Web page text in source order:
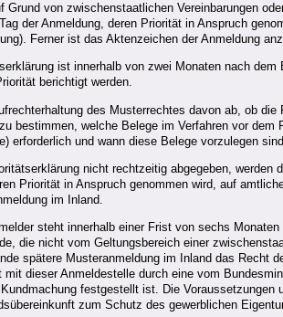
Grund von zwischenstaatlichen Vereinbarungen
der Anmeldung, deren Priorität in Anspruch
Ferner ist das Aktenzeichen der Anmeldung
ist innerhalb von zwei Monaten nach
berichtigt werden.
des Musterrechtes davon ab, ob
bestimmen, welche Belege im Verfahren vor
erforderlich und wann diese Belege vorzulegen
nicht rechtzeitig abgegeben,
Priorität in Anspruch genommen wird, auf
im Inland.
steht innerhalb einer Frist von sechs
die nicht vom Geltungsbereich einer
spätere Musteranmeldung im Inland das Recht
mit dieser Anmeldestelle durch eine vom
festgestellt ist. Die
zum Schutz des gewerblichen